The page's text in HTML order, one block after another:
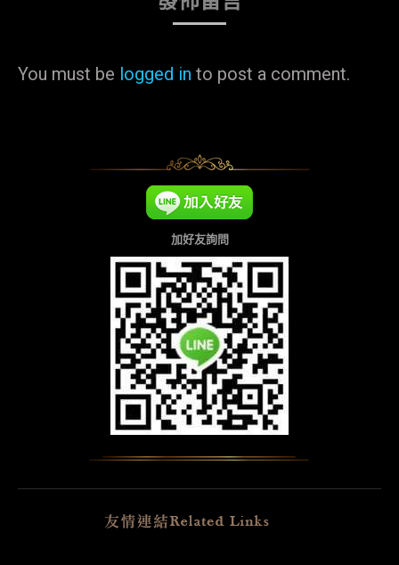
You must be logged in to post a comment.
加好友詢問